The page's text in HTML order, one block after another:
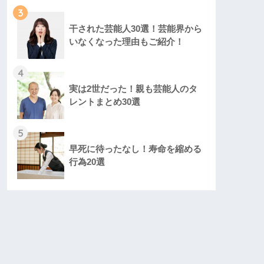
3
干された芸能人30選！芸能界から
いなくなった理由もご紹介！
4
実は2世だった！親も芸能人のタ
レントまとめ30選
5
早死に待ったなし！寿命を縮める
行為20選